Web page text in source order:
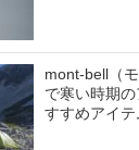
mont-bell（
で寒い時期
すすめアイ